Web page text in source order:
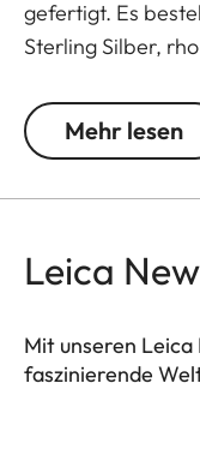
gefertigt. Es
Sterling Silber,
mit Kaltemaille,
setzt.
Mehr lesen
Leica
Mit unseren Leica
faszinierende